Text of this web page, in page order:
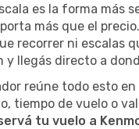
es la forma más
más que el
recorrer ni escalas
y llegás directo a
reúne todo esto
tiempo de vuelo o
tu vuelo a